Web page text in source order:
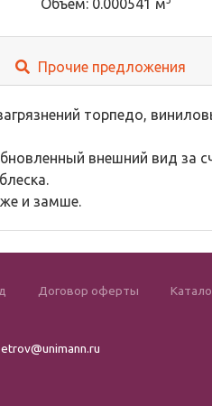
Объем: 0.000541 м
Прочие предложения
торпедо,
внешний вид за
и замше.
Договор оферты